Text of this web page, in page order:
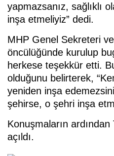
yapmazsanız, sağlıklı
inşa etmeliyiz” dedi.
MHP Genel Sekreteri
öncülüğünde kurulup
herkese teşekkür etti.
olduğunu belirterek,
yeniden inşa
şehirse, o şehri inşa
Konuşmaların
açıldı.